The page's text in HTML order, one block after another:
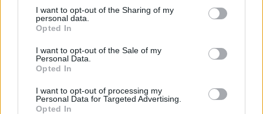
I want to opt-out of the Sharing of my
personal data.
Opted In
I want to opt-out of the Sale of my
Personal Data.
Opted In
I want to opt-out of processing my
Personal Data for Targeted Advertising.
Opted In
KEDVES OLVASÓNK!
tartozik, melynek olvasása előfizetéses
regisztrációhoz kötött.
Az előfizetés a következőket tartalmazza:
Portfolio.hu teljes cikkarchívum